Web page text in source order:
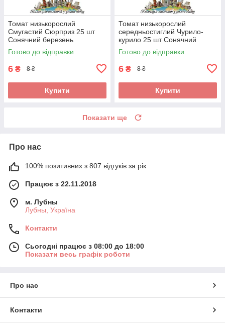
Томат низькорослий
Смугастий Сюрприз 25 шт
Сонячний березень
Готово до відправки
6 ₴ 8 ₴
Купити
Томат низькорослий
середньостиглий Чурило-
курило 25 шт Сонячний
березень
Готово до відправки
6 ₴ 8 ₴
Купити
Показати ще
Про нас
100% позитивних з 807 відгуків за рік
Працює з 22.11.2018
м. Лубны
Лубны, Україна
Контакти
Сьогодні працює з 08:00 до 18:00
Показати весь графік роботи
Про нас
Контакти